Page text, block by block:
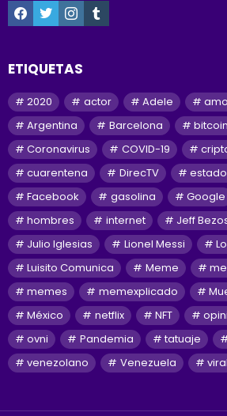
ETIQUETAS
2020 actor Adele
Argentina
Barcelona bitcoin
Coronavirus
COVID-19
cuarentena
DirecTV
Facebook
gasolina Google
hombres
internet Jeff
Julio Iglesias
Lionel Messi
Luisito Comunica
Meme
memes
memexplicado
México
netflix NFT
ovni
Pandemia tatuaje
venezolano
Venezuela viral